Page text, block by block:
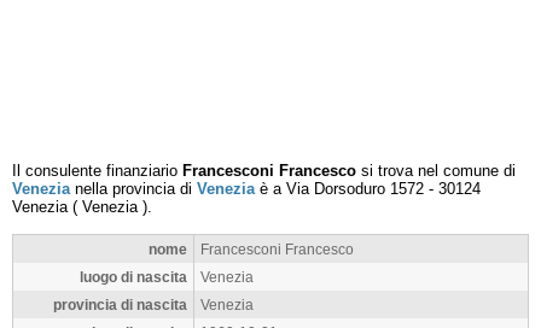
Il consulente finanziario Francesconi Francesco si trova nel comune di
Venezianella provincia di Veneziaè a Via Dorsoduro 1572 - 30124
Venezia( Venezia).
nome
Francesconi Francesco
luogo di nascita
Venezia
provincia di nascita
Venezia